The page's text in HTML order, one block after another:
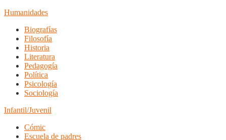
Humanidades
Biografías
Filosofía
Historia
Literatura
Pedagogía
Política
Psicología
Sociología
Infantil/Juvenil
Cómic
Escuela de padres